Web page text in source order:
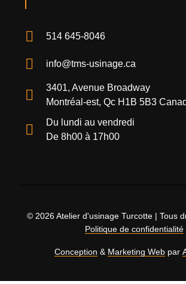
514 645-8046
info@tms-usinage.ca
3401, Avenue Broadway
Montréal-est, Qc H1B 5B3
Du lundi au vendredi
De 8h00 à 17h00
© 2026 Atelier d'usinage Turcotte | Tous
Politique de confidentialité
Conception & Marketing Web par